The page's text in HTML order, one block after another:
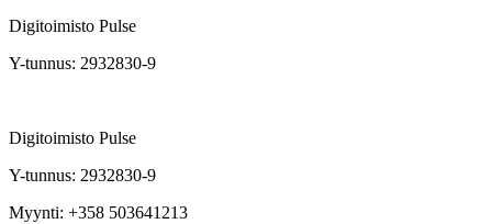
Digitoimisto Pulse
Y-tunnus: 2932830-9
Digitoimisto Pulse
Y-tunnus: 2932830-9
Myynti: +358 503641213